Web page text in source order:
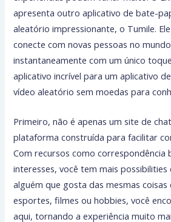
apresenta outro aplicativo de bate-
aleatório impressionante, o Tumile.
conecte com novas pessoas no
instantaneamente com um único
aplicativo incrível para um aplicativo
vídeo aleatório sem moedas para
Primeiro, não é apenas um site de
plataforma construída para facilitar
Com recursos como correspondência
interesses, você tem mais
alguém que gosta das mesmas coisas
esportes, filmes ou hobbies, você
aqui, tornando a experiência muito